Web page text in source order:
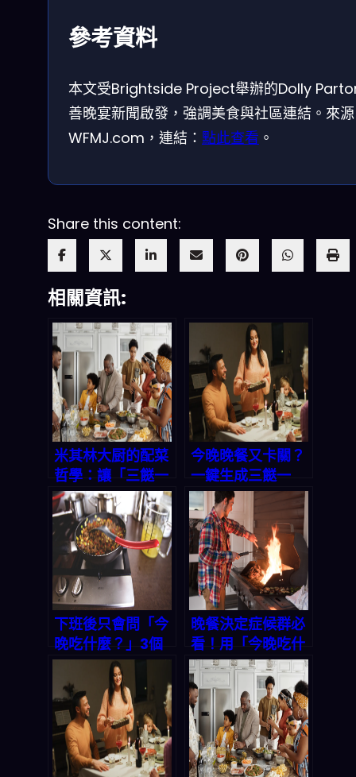
參考資料
本文受Brightside Project舉辦的Dolly
善晚宴新聞啟發，強調美食與社區連結。來
WFMJ.com，連結： 點此查看 。
Share this content:
相關資訊:
米其林大厨的配菜
哲學：讓「三餸一
湯」成為晚餐的主
角，不用再煩惱
「今晚吃什麼」
今晚晚餐又卡關？
一鍵生成三餸一
湯，告別選擇困難
症！
下班後只會問「今
晚吃什麼？」3個
智能步驟，讓晚餐
决策不再痛苦
晚餐決定症候群必
看！用「今晚吃什
麼」App 一鍵解
決三餸一湯煩惱